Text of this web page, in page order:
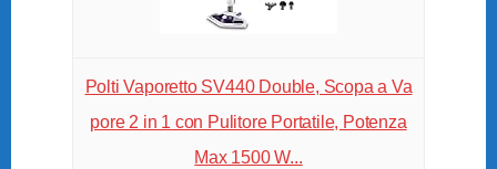
Polti Vaporetto SV440 Double, Scopa a Va
pore 2 in 1 con Pulitore Portatile, Potenza
Max 1500 W...